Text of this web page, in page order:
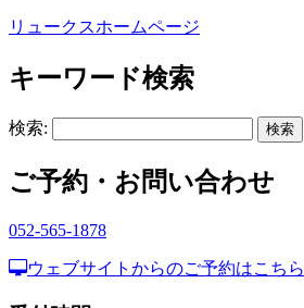
リュークスホームページ
キーワード検索
検索:
ご予約・お問い合わせ
052-565-1878
ウェブサイトからのご予約はこちら